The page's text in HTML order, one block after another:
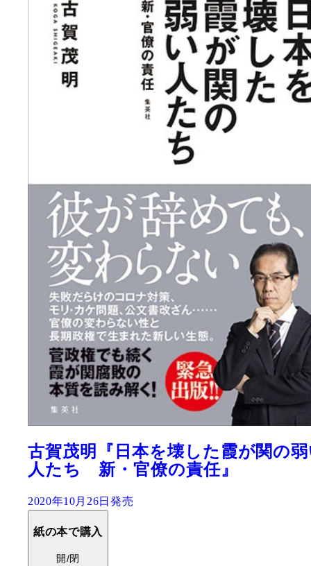
古賀茂明『日本を壊した霞が関の
人たち 新・官僚の責任』
2020年10月26日発売
紙の本で購入
開/閉